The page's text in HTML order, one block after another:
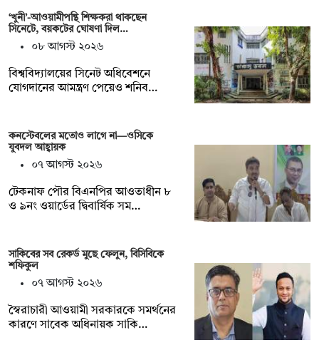
‘খুনী’-আওয়ামীপন্থি শিক্ষকরা থাকছেন
সিনেটে, বয়কটের ঘোষণা দিল…
০৮ আগস্ট ২০২৬
বিশ্ববিদ্যালয়ের সিনেট অধিবেশনে
যোগদানের আমন্ত্রণ পেয়েও শনিব…
কনস্টেবলের মতোও লাগে না—ওসিকে
যুবদল আহ্বায়ক
০৭ আগস্ট ২০২৬
টেকনাফ পৌর বিএনপির আওতাধীন ৮
ও ৯নং ওয়ার্ডের দ্বিবার্ষিক সম…
সাকিবের সব রেকর্ড মুছে ফেলুন, বিসিবিকে
শফিকুল
০৭ আগস্ট ২০২৬
স্বৈরাচারী আওয়ামী সরকারকে সমর্থনের
কারণে সাবেক অধিনায়ক সাকি…